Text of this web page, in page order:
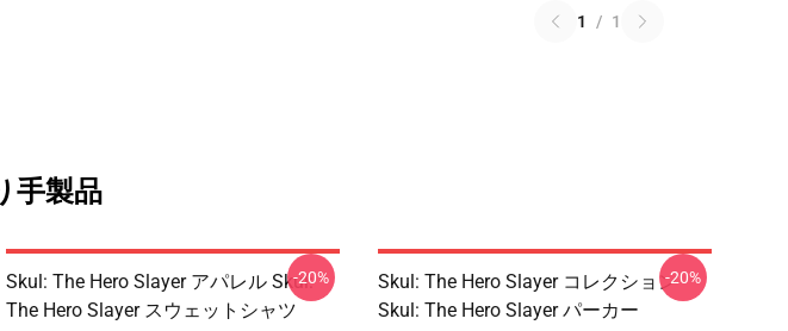
1 / 1
手製品
Skul: The Hero Slayer アパレル Skul:
The Hero Slayer スウェットシャツ
-20%
Skul: The Hero Slayer コレクション
Skul: The Hero Slayer パーカー
-20%